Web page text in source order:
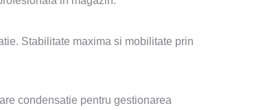
Stabilitate maxima si mobilitate prin
condensatie pentru gestionarea